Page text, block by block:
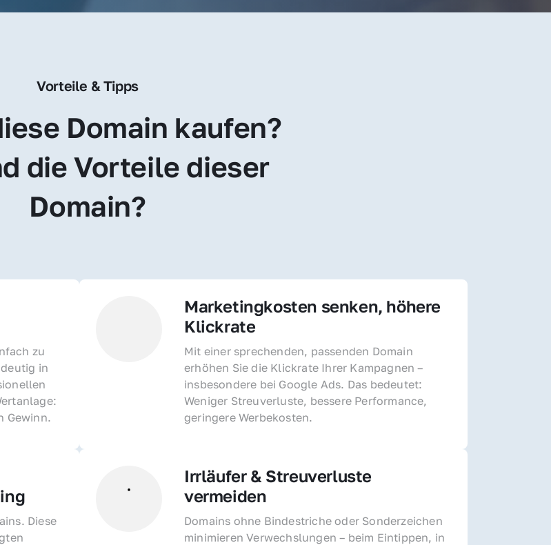
Vorteile & Tipps
Domain kaufen?
die Vorteile dieser
Domain?
zu
in
Gewinn.
Marketingkosten senken, höhere
Klickrate
Mit einer sprechenden, passenden Domain
erhöhen Sie die Klickrate Ihrer Kampagnen –
insbesondere bei Google Ads. Das bedeutet:
Weniger Streuverluste, bessere Performance,
geringere Werbekosten.
Diese
Irrläufer & Streuverluste
vermeiden
Domains ohne Bindestriche oder Sonderzeichen
minimieren Verwechslungen – beim Eintippen, in